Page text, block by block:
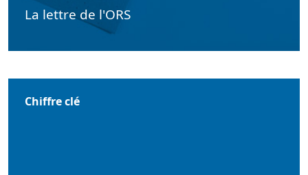
La lettre de l'ORS
Chiffre clé